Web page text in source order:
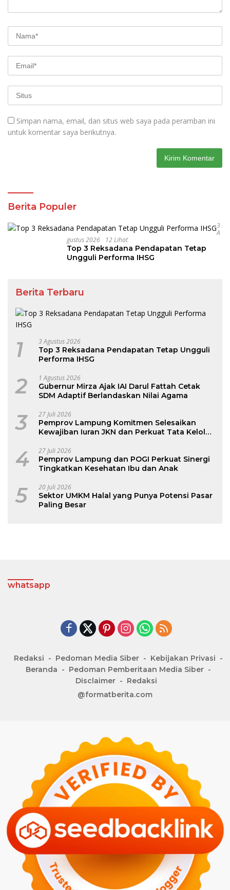
Simpan nama, email, dan situs web saya pada peramban ini
untuk komentar saya berikutnya.
Berita Populer
3
A
Gustus 2026
12 Lihat
Top 3 Reksadana Pendapatan Tetap
Ungguli Performa IHSG
Berita Terbaru
1 3 Agustus 2026
Top 3 Reksadana Pendapatan Tetap Ungguli
Performa IHSG
2 1 Agustus 2026
Gubernur Mirza Ajak IAI Darul Fattah Cetak
SDM Adaptif Berlandaskan Nilai Agama
3 27 Juli 2026
Pemprov Lampung Komitmen Selesaikan
Kewajiban Iuran JKN dan Perkuat Tata Kelola
4 27 Juli 2026
Pemprov Lampung dan POGI Perkuat Sinergi
Tingkatkan Kesehatan Ibu dan Anak
5 20 Juli 2026
Sektor UMKM Halal yang Punya Potensi Pasar
Paling Besar
whatsapp
Redaksi Pedoman Media Siber
Kebijakan Privasi
Beranda
Pedoman Pemberitaan Media Siber
Disclaimer
Redaksi
@formatberita.com